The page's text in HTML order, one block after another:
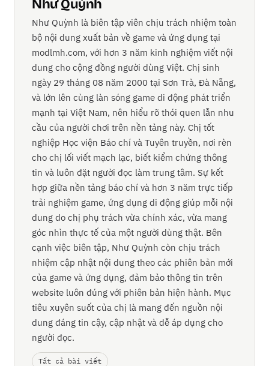
Như Quỳnh
Như Quỳnh là biên tập viên chịu trách nhiệm toàn
bộ nội dung xuất bản về game và ứng dụng tại
modlmh.com, với hơn 3 năm kinh nghiệm viết nội
dung cho cộng đồng người dùng Việt. Chị sinh
ngày 29 tháng 08 năm 2000 tại Sơn Trà, Đà Nẵng,
và lớn lên cùng làn sóng game di động phát triển
mạnh tại Việt Nam, nên hiểu rõ thói quen lẫn nhu
cầu của người chơi trên nền tảng này. Chị tốt
nghiệp Học viện Báo chí và Tuyên truyền, nơi rèn
cho chị lối viết mạch lạc, biết kiểm chứng thông
tin và luôn đặt người đọc làm trung tâm. Sự kết
hợp giữa nền tảng báo chí và hơn 3 năm trực tiếp
trải nghiệm game, ứng dụng di động giúp mỗi nội
dung do chị phụ trách vừa chính xác, vừa mang
góc nhìn thực tế của một người dùng thật. Bên
cạnh việc biên tập, Như Quỳnh còn chịu trách
nhiệm cập nhật nội dung theo các phiên bản mới
của game và ứng dụng, đảm bảo thông tin trên
website luôn đúng với phiên bản hiện hành. Mục
tiêu xuyên suốt của chị là mang đến nguồn nội
dung đáng tin cậy, cập nhật và dễ áp dụng cho
người đọc.
Tất cả bài viết